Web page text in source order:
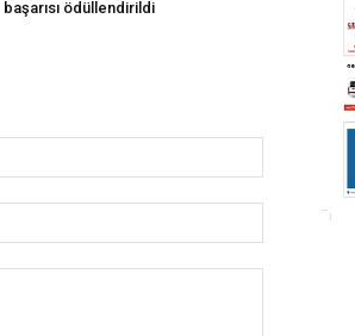
başarısı ödüllendirildi